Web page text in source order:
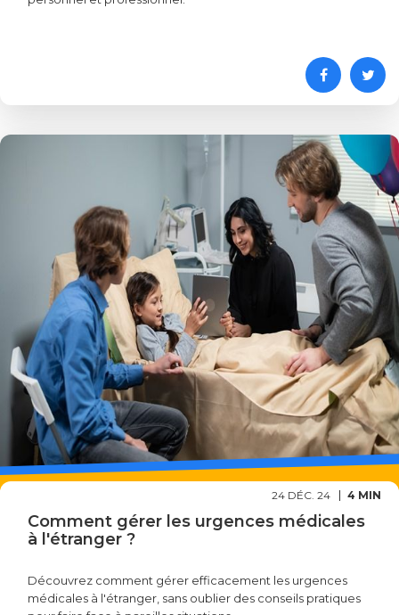
24 DÉC. 24 4 MIN
Comment gérer les urgences médicales
à l'étranger ?
Découvrez comment gérer efficacement les urgences
médicales à l'étranger, sans oublier des conseils pratiques